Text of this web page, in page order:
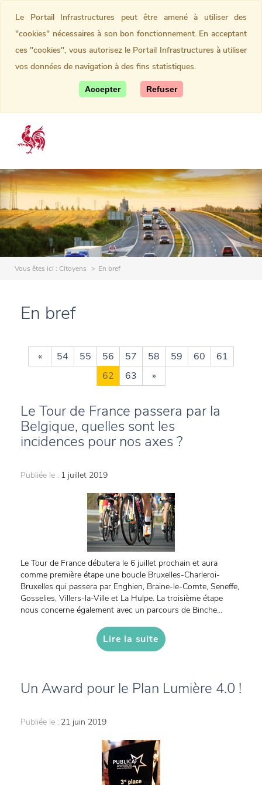
Vous êtes ici : Citoyens En bref
En bref
« 54 55 56 57 58 59 60
61
62
63 »
Le Tour de France passera par la
Belgique, quelles sont les
incidences pour nos axes ?
Publiée le : 1 juillet 2019
Le Tour de France débutera le 6 juillet prochain et aura
comme première étape une boucle Bruxelles-Charleroi-
Bruxelles qui passera par Enghien, Braine-le-Comte, Seneffe,
Gosselies, Villers-la-Ville et La Hulpe. La troisième étape
nous concerne également avec un parcours de Binche...
Lire la suite
Un Award pour le Plan Lumière 4.0 !
Publiée le : 21 juin 2019
Le Portail Infrastructures peut être amené à utiliser des
"cookies" nécessaires à son bon fonctionnement. En acceptant
ces "cookies", vous autorisez le Portail Infrastructures à utiliser
vos données de navigation à des fins statistiques.
Accepter Refuser